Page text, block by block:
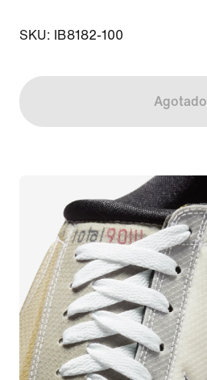
SKU: IB8182-100
Agotado